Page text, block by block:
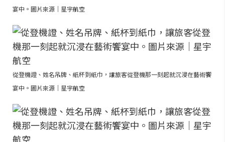
宴中。圖片來源｜星宇航空
從登機證、姓名吊牌、紙杯到紙巾，讓旅客從登機那一刻起就沉浸在藝術饗
宴中。圖片來源｜星宇航空